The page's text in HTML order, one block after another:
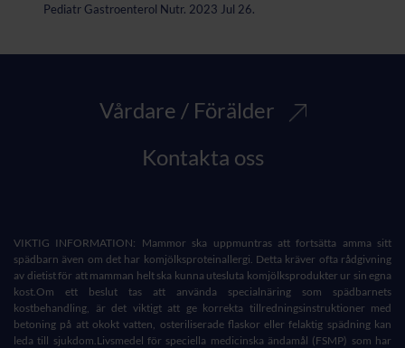
Pediatr Gastroenterol Nutr. 2023 Jul 26.
Vårdare / Förälder
Kontakta oss
VIKTIG INFORMATION: Mammor ska uppmuntras att fortsätta amma sitt
spädbarn även om det har komjölksproteinallergi. Detta kräver ofta rådgivning
av dietist för att mamman helt ska kunna utesluta komjölksprodukter ur sin egna
kost.Om ett beslut tas att använda specialnäring som spädbarnets
kostbehandling, är det viktigt att ge korrekta tillredningsinstruktioner med
betoning på att okokt vatten, osteriliserade flaskor eller felaktig spädning kan
leda till sjukdom.Livsmedel för speciella medicinska ändamål (FSMP) som har